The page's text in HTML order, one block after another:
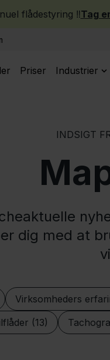
flådestyring ‼️Tag
Priser Industrier
INDSIGT
dig med at
Virksomheders
(13)